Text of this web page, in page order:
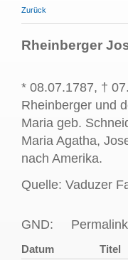
Zurück
Rheinberger
* 08.07.1787, †
Rheinberger und
Maria geb.
Maria Agatha,
nach Amerika.
Quelle: Vaduzer
GND:
Datum Titel